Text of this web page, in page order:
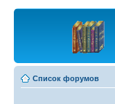
Список форумов